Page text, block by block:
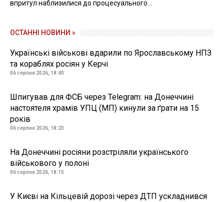
впритул наблизилися до процесуального...
ОСТАННІ НОВИНИ »
Українські військові вдарили по Ярославському НПЗ
та кораблях росіян у Керчі
06 серпня 2026, 18:40
Шпигував для ФСБ через Telegram: на Донеччині
настоятеля храмів УПЦ (МП) кинули за ґрати на 15
років
06 серпня 2026, 18:23
На Донеччині росіяни розстріляли українського
військового у полоні
06 серпня 2026, 18:15
У Києві на Кільцевій дорозі через ДТП ускладнився